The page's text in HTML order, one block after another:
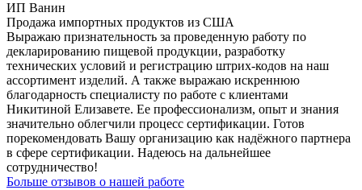
ИП Ванин
Продажа импортных продуктов из США
Выражаю признательность за проведенную работу по
декларированию пищевой продукции, разработку
технических условий и регистрацию штрих-кодов на наш
ассортимент изделий. А также выражаю искреннюю
благодарность специалисту по работе с клиентами
Никитиной Елизавете. Ее профессионализм, опыт и знания
значительно облегчили процесс сертификации. Готов
порекомендовать Вашу организацию как надёжного партнера
в сфере сертификации. Надеюсь на дальнейшее
сотрудничество!
Больше отзывов о нашей работе